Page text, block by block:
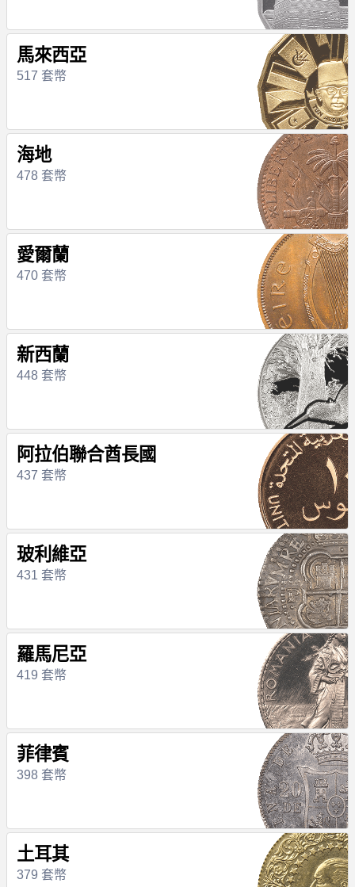
馬來西亞
517 套幣
海地
478 套幣
愛爾蘭
470 套幣
新西蘭
448 套幣
阿拉伯聯合酋長國
437 套幣
玻利維亞
431 套幣
羅馬尼亞
419 套幣
菲律賓
398 套幣
土耳其
379 套幣